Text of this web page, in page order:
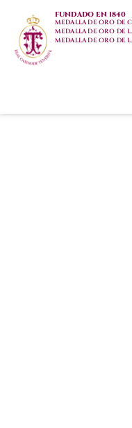
FUNDADO EN 1840
MEDALLA DE ORO DE
MEDALLA DE ORO DE
MEDALLA DE ORO DE